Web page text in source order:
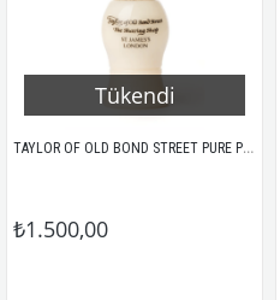
Tükendi
TAYLOR OF OLD BOND STREET PURE PORSUK KILI TIRAŞ FIRÇASI 1020 BEYAZ REÇİNE SAP
₺1.500,00